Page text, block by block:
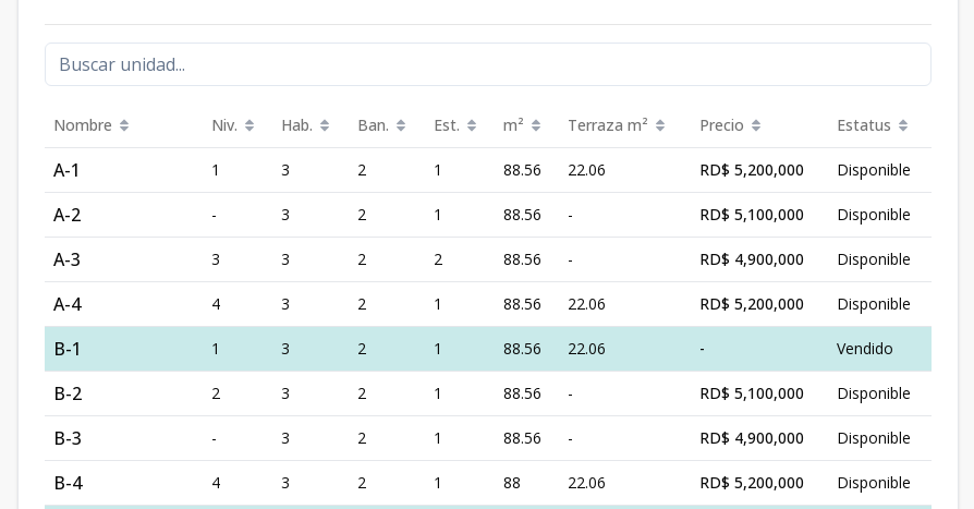
Nombre Niv. Hab. Ban. Est. m² Terraza m² Precio Estatus
A-1 1 3 2 1 88.56 22.06 RD$ 5,200,000 Disponible
A-2 - 3 2 1 88.56 - RD$ 5,100,000 Disponible
A-3 3 3 2 2 88.56 - RD$ 4,900,000 Disponible
A-4 4 3 2 1 88.56 22.06 RD$ 5,200,000 Disponible
B-1 1 3 2 1 88.56 22.06 - Vendido
B-2 2 3 2 1 88.56 - RD$ 5,100,000 Disponible
B-3 - 3 2 1 88.56 - RD$ 4,900,000 Disponible
B-4 4 3 2 1 88 22.06 RD$ 5,200,000 Disponible